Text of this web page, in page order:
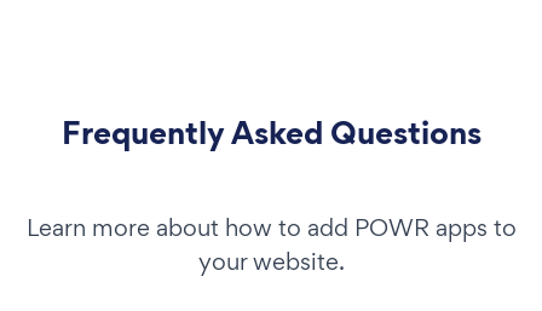
Frequently Asked Questions
Learn more about how to add POWR apps to
your website.